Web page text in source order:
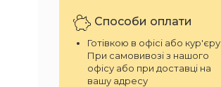
Способи оплати
Готівкою в офісі або кур'єру.
При самовивозі з нашого
офісу або при доставці на
вашу адресу